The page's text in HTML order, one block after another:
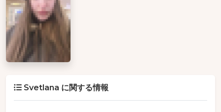
Svetlana に関する情報